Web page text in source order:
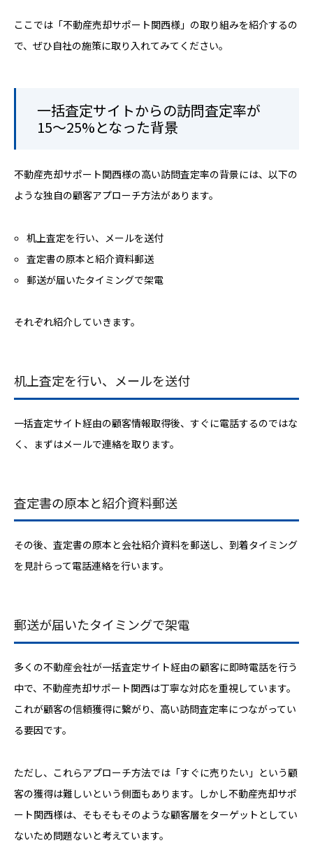
ここでは「不動産売却サポート関西様」の取り組みを紹介するの
で、ぜひ自社の施策に取り入れてみてください。
一括査定サイトからの訪問査定率が
15〜25%となった背景
不動産売却サポート関西様の高い訪問査定率の背景には、以下の
ような独自の顧客アプローチ方法があります。
机上査定を行い、メールを送付
査定書の原本と紹介資料郵送
郵送が届いたタイミングで架電
それぞれ紹介していきます。
机上査定を行い、メールを送付
一括査定サイト経由の顧客情報取得後、すぐに電話するのではな
く、まずはメールで連絡を取ります。
査定書の原本と紹介資料郵送
その後、査定書の原本と会社紹介資料を郵送し、到着タイミング
を見計らって電話連絡を行います。
郵送が届いたタイミングで架電
多くの不動産会社が一括査定サイト経由の顧客に即時電話を行う
中で、不動産売却サポート関西は丁寧な対応を重視しています。
これが顧客の信頼獲得に繋がり、高い訪問査定率につながってい
る要因です。
ただし、これらアプローチ方法では「すぐに売りたい」という顧
客の獲得は難しいという側面もあります。しかし不動産売却サポ
ート関西様は、そもそもそのような顧客層をターゲットとしてい
ないため問題ないと考えています。